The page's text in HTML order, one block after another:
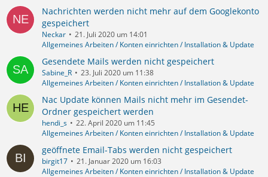
Nachrichten werden nicht mehr auf dem Googlekonto
gespeichert
Neckar
21. Juli 2020 um 14:01
Allgemeines Arbeiten / Konten einrichten / Installation & Update
Gesendete Mails werden nicht gespeichert
Sabine_R
23. Juli 2020 um 11:38
Allgemeines Arbeiten / Konten einrichten / Installation & Update
Nac Update können Mails nicht mehr im Gesendet-
Ordner gespeichert werden
hendi_s
22. April 2020 um 11:45
Allgemeines Arbeiten / Konten einrichten / Installation & Update
geöffnete Email-Tabs werden nicht gespeichert
birgit17
21. Januar 2020 um 16:03
Allgemeines Arbeiten / Konten einrichten / Installation & Update